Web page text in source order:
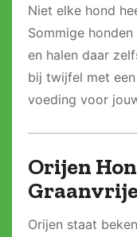
Niet elke hond
Sommige
en halen daar
bij twijfel met
voeding voor
Orijen
Orijen staat